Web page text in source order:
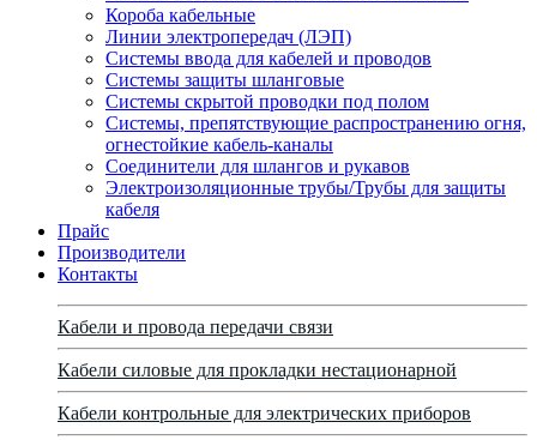
Короба кабельные
Линии электропередач (ЛЭП)
Системы ввода для кабелей и проводов
Системы защиты шланговые
Системы скрытой проводки под полом
Системы, препятствующие распространению огня,
огнестойкие кабель-каналы
Соединители для шлангов и рукавов
Электроизоляционные трубы/Трубы для защиты
кабеля
Прайс
Производители
Контакты
Кабели и провода передачи связи
Кабели силовые для прокладки нестационарной
Кабели контрольные для электрических приборов